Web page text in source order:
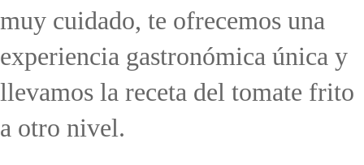
muy cuidado, te ofrecemos una
experiencia gastronómica única y
llevamos la receta del tomate frito
a otro nivel.